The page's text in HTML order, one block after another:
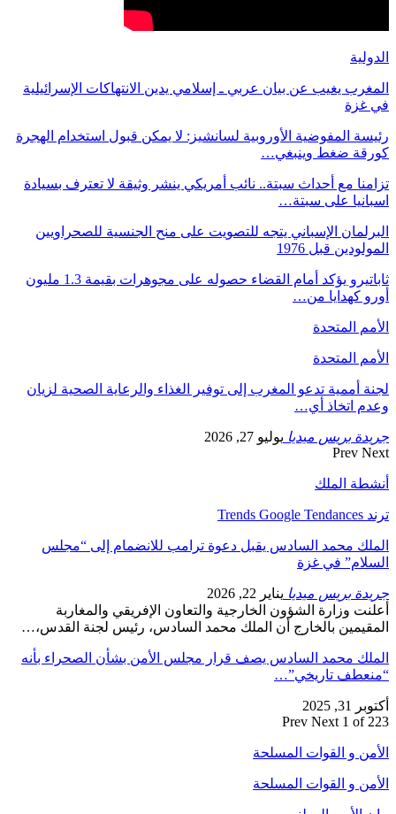
الدولية
المغرب يغيب عن بيان عربي ـ إسلامي يدين الانتهاكات الإسرائيلية
في غزة
رئيسة المفوضية الأوروبية لسانشيز: لا يمكن قبول استخدام الهجرة
كورقة ضغط وينبغي…
تزامنا مع أحداث سبتة.. نائب أمريكي ينشر وثيقة لا تعترف بسيادة
اسبانيا على سبتة…
البرلمان الإسباني يتجه للتصويت على منح الجنسية للصحراويين
المولودين قبل 1976
ثاباتيرو يؤكد أمام القضاء حصوله على مجوهرات بقيمة 1.3 مليون
أورو كهدايا من…
الأمم المتحدة
الأمم المتحدة
لجنة أممية تدعو المغرب إلى توفير الغذاء والرعاية الصحية لزيان
وعدم اتخاذ أي…
جريدة بريس ميديا يوليو 27, 2026
Prev Next
أنشطة الملك
ترند Trends Google Tendances
الملك محمد السادس يقبل دعوة ترامب للانضمام إلى “مجلس
السلام” في غزة
جريدة بريس ميديا يناير 22, 2026
أعلنت وزارة الشؤون الخارجية والتعاون الإفريقي والمغاربة
المقيمين بالخارج أن الملك محمد السادس، رئيس لجنة القدس،…
الملك محمد السادس يصف قرار مجلس الأمن بشأن الصحراء بأنه
“منعطف تاريخي”…
أكتوبر 31, 2025
Prev Next 1 of 223
الأمن و القوات المسلحة
الأمن و القوات المسلحة